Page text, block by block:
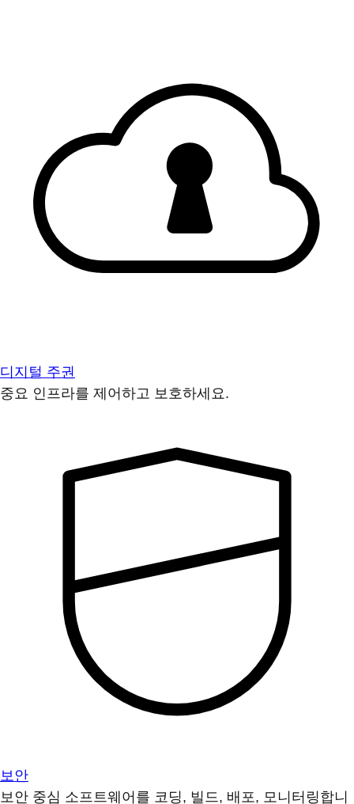
디지털 주권
중요 인프라를 제어하고 보호하세요.
보안
보안 중심 소프트웨어를 코딩, 빌드, 배포, 모니터링합니